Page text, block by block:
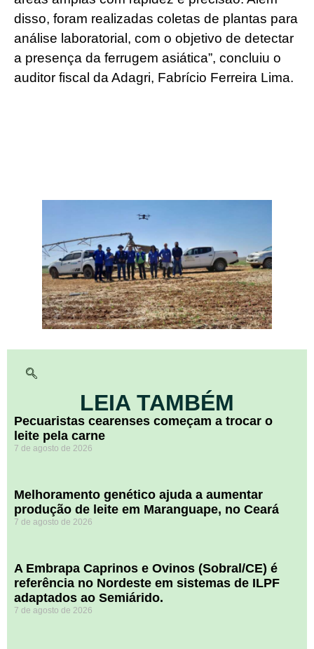
disso, foram realizadas coletas de plantas para
análise laboratorial, com o objetivo de detectar
a presença da ferrugem asiática”, concluiu o
auditor fiscal da Adagri, Fabrício Ferreira Lima.
LEIA TAMBÉM
Pecuaristas cearenses começam a trocar o
leite pela carne
7 de agosto de 2026
Melhoramento genético ajuda a aumentar
produção de leite em Maranguape, no Ceará
7 de agosto de 2026
A Embrapa Caprinos e Ovinos (Sobral/CE) é
referência no Nordeste em sistemas de ILPF
adaptados ao Semiárido.
7 de agosto de 2026